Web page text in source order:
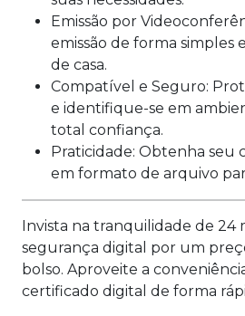
Emissão por
emissão de forma simples
de casa.
Compatível e Seguro:
e identifique-se em
total confiança.
Praticidade: Obtenha seu
em formato de arquivo
Invista na tranquilidade de 24
segurança digital por um
bolso. Aproveite a
certificado digital de forma